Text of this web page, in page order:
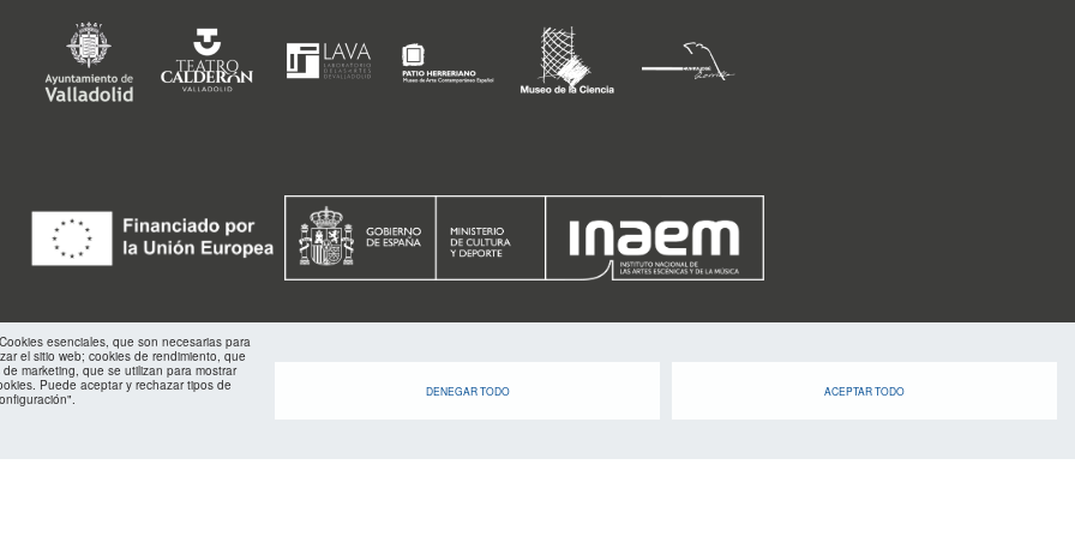
esenciales, que son necesarias para
el sitio web; cookies de rendimiento, que
marketing, que se utilizan para mostrar
Puede aceptar y rechazar tipos de
DENEGAR TODO ACEPTAR TODO
footer